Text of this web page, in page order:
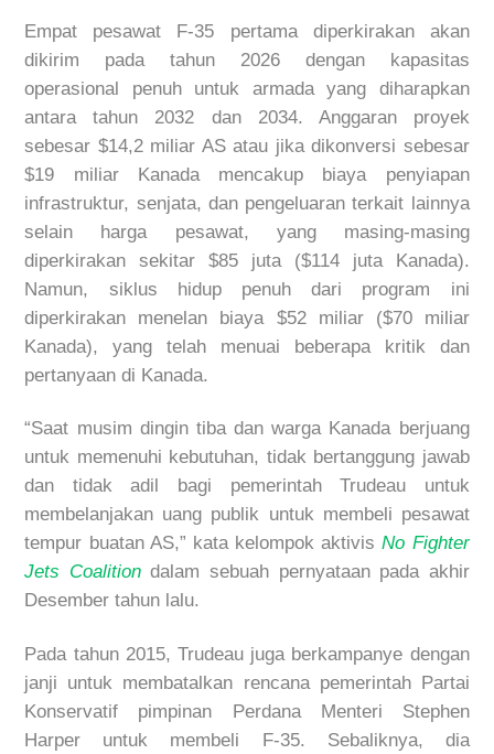
Empat pesawat F-35 pertama diperkirakan akan
dikirim pada tahun 2026 dengan kapasitas
operasional penuh untuk armada yang diharapkan
antara tahun 2032 dan 2034. Anggaran proyek
sebesar $14,2 miliar AS atau jika dikonversi sebesar
$19 miliar Kanada mencakup biaya penyiapan
infrastruktur, senjata, dan pengeluaran terkait lainnya
selain harga pesawat, yang masing-masing
diperkirakan sekitar $85 juta ($114 juta Kanada).
Namun, siklus hidup penuh dari program ini
diperkirakan menelan biaya $52 miliar ($70 miliar
Kanada), yang telah menuai beberapa kritik dan
pertanyaan di Kanada.
“Saat musim dingin tiba dan warga Kanada berjuang
untuk memenuhi kebutuhan, tidak bertanggung jawab
dan tidak adil bagi pemerintah Trudeau untuk
membelanjakan uang publik untuk membeli pesawat
tempur buatan AS,” kata kelompok aktivisNo Fighter
Jets Coalitiondalam sebuah pernyataan pada akhir
Desember tahun lalu.
Pada tahun 2015, Trudeau juga berkampanye dengan
janji untuk membatalkan rencana pemerintah Partai
Konservatif pimpinan Perdana Menteri Stephen
Harper untuk membeli F-35. Sebaliknya, dia